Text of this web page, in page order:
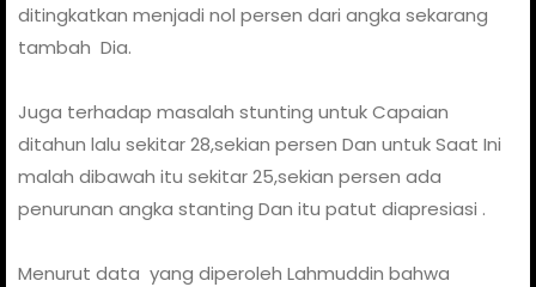
ditingkatkan menjadi nol persen dari angka sekarang
tambah Dia.
Juga terhadap masalah stunting untuk Capaian
ditahun lalu sekitar 28,sekian persen Dan untuk Saat Ini
malah dibawah itu sekitar 25,sekian persen ada
penurunan angka stanting Dan itu patut diapresiasi .
Menurut data yang diperoleh Lahmuddin bahwa